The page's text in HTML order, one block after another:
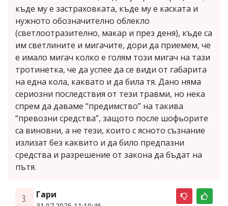
къде му е застраховката, къде му е каската и
нужното обозначително облекло
(светлоотразително, макар и през деня), къде са
им светлините и мигачите, дори да приемем, че
е имало мигач колко е голям този мигач на тази
тротинетка, че да успее да се види от габарита
на една кола, каквато и да била тя. Дано няма
сериозни последствия от тези травми, но нека
спрем да даваме “предимство” на такива
“превозни средства”, защото после шофьорите
са виновни, а не тези, които с ясното съзнание
излизат без каквито и да било предпазни
средства и разрешение от закона да бъдат на
пътя.
3. Гари